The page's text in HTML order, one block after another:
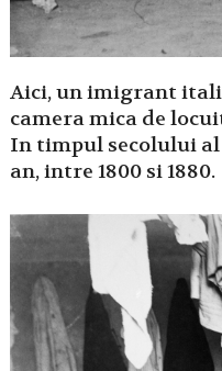
Aici, un imigrant
camera mica de
In timpul secolului
an, intre 1800 si 1880.